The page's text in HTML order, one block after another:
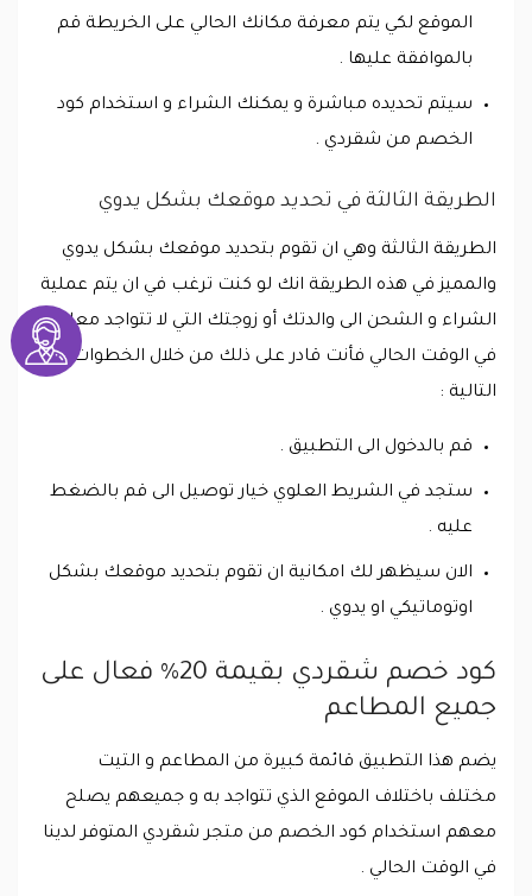
الموقع لكي يتم معرفة مكانك الحالي على الخريطة قم
بالموافقة عليها .
سيتم تحديده مباشرة و يمكنك الشراء و استخدام كود
الخصم من شقردي .
الطريقة الثالثة في تحديد موقعك بشكل يدوي
الطريقة الثالثة وهي ان تقوم بتحديد موقعك بشكل يدوي
والمميز في هذه الطريقة انك لو كنت ترغب في ان يتم عملية
الشراء و الشحن الى والدتك أو زوجتك التي لا تتواجد معك
في الوقت الحالي فأنت قادر على ذلك من خلال الخطوات
التالية :
قم بالدخول الى التطبيق .
ستجد في الشريط العلوي خيار توصيل الى قم بالضغط
عليه .
الان سيظهر لك امكانية ان تقوم بتحديد موقعك بشكل
اوتوماتيكي او يدوي .
كود خصم شقردي بقيمة 20% فعال على
جميع المطاعم
يضم هذا التطبيق قائمة كبيرة من المطاعم و التيت
مختلف باختلاف الموقع الذي تتواجد به و جميعهم يصلح
معهم استخدام كود الخصم من متجر شقردي المتوفر لدينا
في الوقت الحالي .